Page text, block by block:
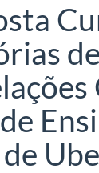
de